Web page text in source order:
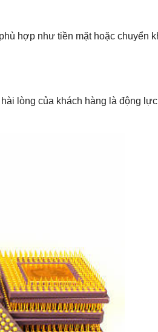
hợp như tiền mặt hoặc chuyển
lòng của khách hàng là động